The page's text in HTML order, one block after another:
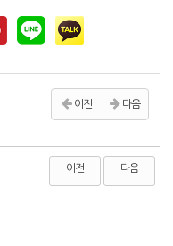
이전 다음
이전 다음